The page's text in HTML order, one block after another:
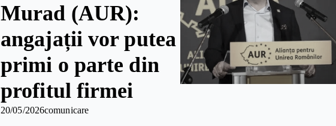
Murad (AUR):
angajații vor putea
primi o parte din
profitul firmei
20/05/2026comunicare